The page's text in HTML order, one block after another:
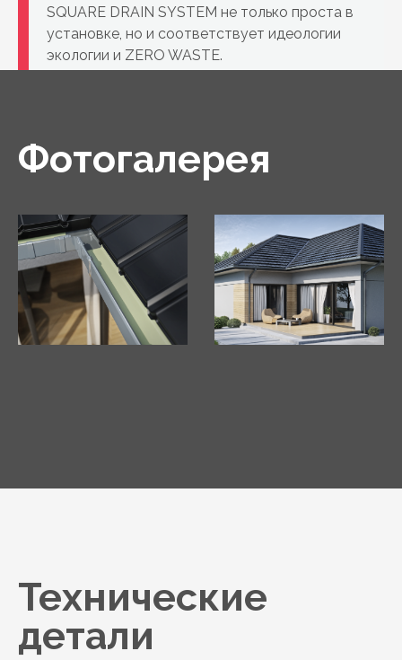
SQUARE DRAIN SYSTEM не только проста в
установке, но и соответствует идеологии
экологии и ZERO WASTE.
Фотогалерея
Технические
детали